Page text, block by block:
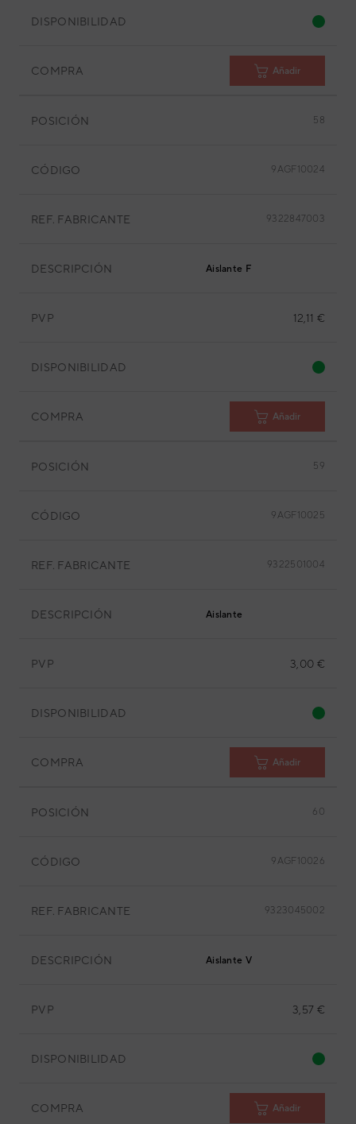
DISPONIBILIDAD
COMPRA Añadir
POSICIÓN 58
CÓDIGO 9AGF10024
REF. FABRICANTE 9322847003
DESCRIPCIÓN Aislante F
PVP 12,11 €
DISPONIBILIDAD
COMPRA Añadir
POSICIÓN 59
CÓDIGO 9AGF10025
REF. FABRICANTE 9322501004
DESCRIPCIÓN Aislante
PVP 3,00 €
DISPONIBILIDAD
COMPRA Añadir
POSICIÓN 60
CÓDIGO 9AGF10026
REF. FABRICANTE 9323045002
DESCRIPCIÓN Aislante V
PVP 3,57 €
DISPONIBILIDAD
COMPRA Añadir